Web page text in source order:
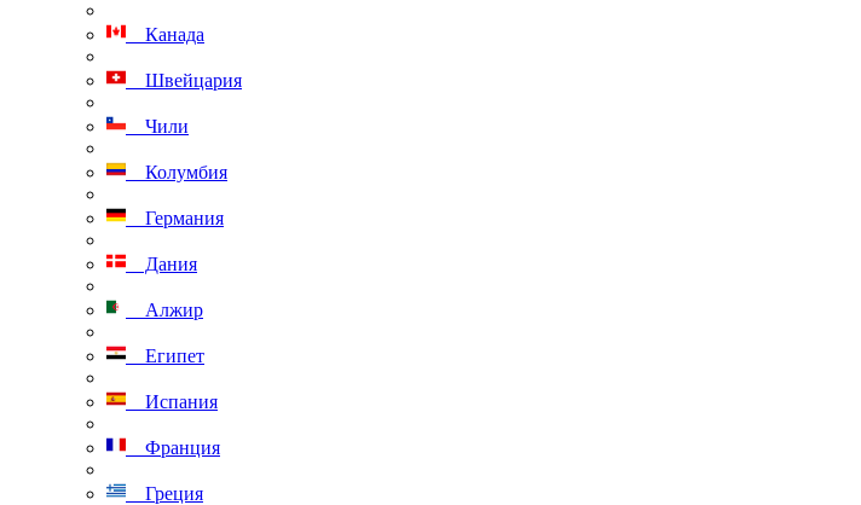
Канада
Швейцария
Чили
Колумбия
Германия
Дания
Алжир
Египет
Испания
Франция
Греция